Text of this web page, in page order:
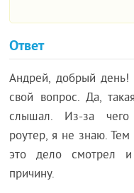
Ответ
Андрей, добрый день!
свой вопрос. Да,
слышал. Из-за чего
роутер, я не знаю.
это дело смотрел и
причину.